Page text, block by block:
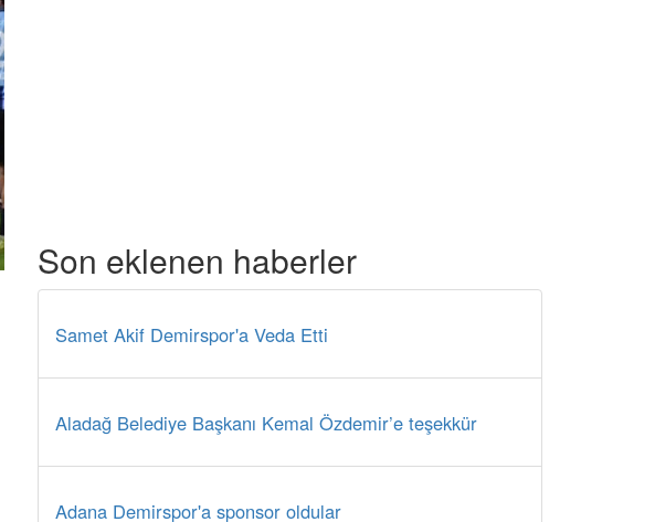
Son eklenen haberler
Samet Akif Demirspor'a Veda Etti
Aladağ Belediye Başkanı Kemal Özdemir’e teşekkür
Adana Demirspor'a sponsor oldular